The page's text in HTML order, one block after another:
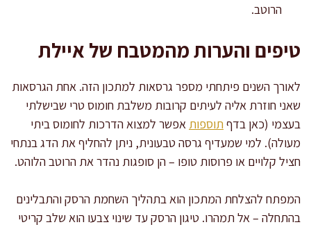
הרוטב.
טיפים והערות מהמטבח של איילת
לאורך השנים פיתחתי מספר גרסאות למתכון הזה. אחת הגרסאות
שאני חוזרת אליה לעיתים קרובות משלבת חומוס טרי שבישלתי
בעצמי (כאן בדף תוספות אפשר למצוא הדרכות לחומוס ביתי
מעולה). למי שמעדיף גרסה טבעונית, ניתן להחליף את הדג בנתחי
חציל קלויים או פרוסות טופו – הן סופגות נהדר את הרוטב הלוהט.
המפתח להצלחת המתכון הוא בתהליך השחמת הרסק והתבלינים
בהתחלה – אל תמהרו. טיגון הרסק עד שינוי צבעו הוא שלב קריטי